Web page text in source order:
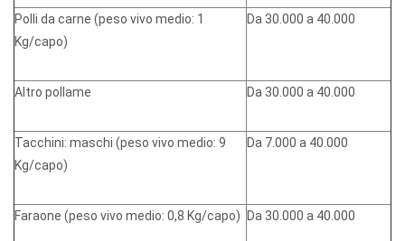
Polli da carne (peso vivo medio: 1
Kg/capo)
Da 30.000 a 40.000
Altro pollame Da 30.000 a 40.000
Tacchini: maschi (peso vivo medio: 9
Kg/capo)
Da 7.000 a 40.000
Faraone (peso vivo medio: 0,8 Kg/capo) Da 30.000 a 40.000